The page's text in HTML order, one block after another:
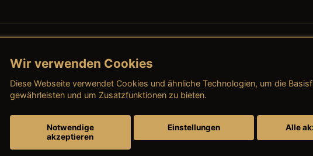
Rechtliches
→ Impressum
→ AGB (Neuwagen)
Wir verwenden Cookies
Diese Webseite verwendet Cookies und ähnliche Technologien, um die
gewährleisten und um Zusatzfunktionen zu bieten.
Notwendige
akzeptieren
Einstellungen Alle